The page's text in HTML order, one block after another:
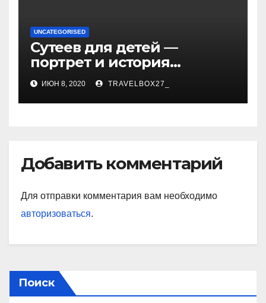
UNCATEGORISED
Сутеев для детей —
портрет и история
творчества известного и
любимого художника
ИЮН 8, 2020 TRAVELBOX27_
Добавить комментарий
Для отправки комментария вам необходимо
авторизоваться.
Поиск